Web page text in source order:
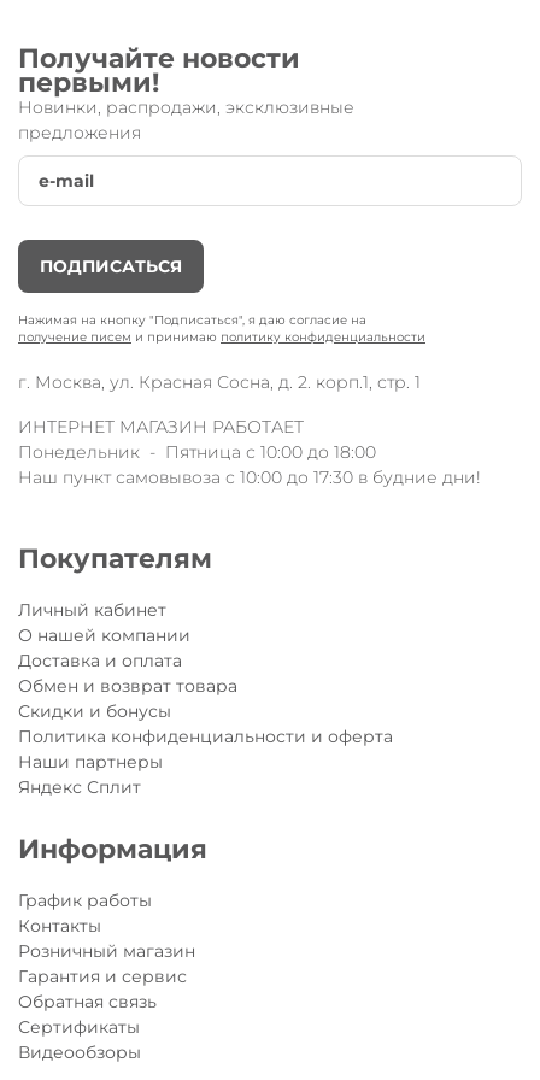
Получайте новости
первыми!
Новинки, распродажи, эксклюзивные
предложения
ПОДПИСАТЬСЯ
Нажимая на кнопку "Подписаться", я даю согласие на
получение писем и принимаю политику конфиденциальности
г. Москва, ул. Красная Сосна, д. 2. корп.1, стр. 1
ИНТЕРНЕТ МАГАЗИН РАБОТАЕТ
Понедельник - Пятница с 10:00 до 18:00
Наш пункт самовывоза с 10:00 до 17:30 в будние дни!
Покупателям
Личный кабинет
О нашей компании
Доставка и оплата
Обмен и возврат товара
Скидки и бонусы
Политика конфиденциальности и оферта
Наши партнеры
Яндекс Сплит
Информация
График работы
Контакты
Розничный магазин
Гарантия и сервис
Обратная связь
Сертификаты
Видеообзоры